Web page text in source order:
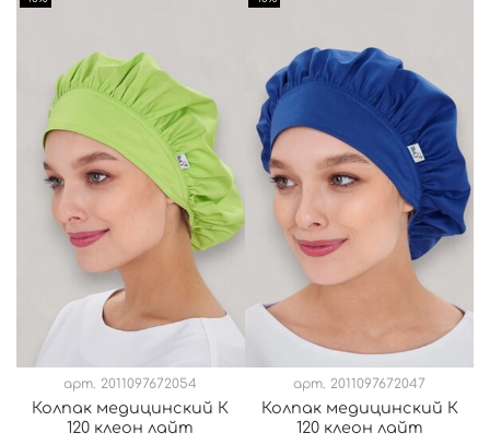
арт. 2011097672054
Колпак медицинский К
120 клеон лайт
арт. 2011097672047
Колпак медицинский К
120 клеон лайт